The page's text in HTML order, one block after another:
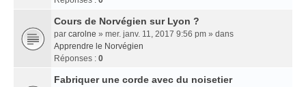
Cours de Norvégien sur Lyon ?
par carolne » mer. janv. 11, 2017 9:56 pm » dans
Apprendre le Norvégien
Réponses : 0
Fabriquer une corde avec du noisetier